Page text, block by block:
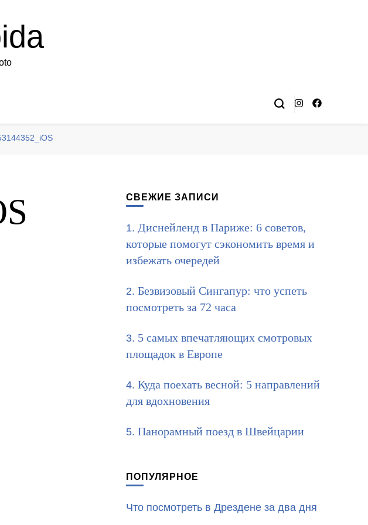
СВЕЖИЕ ЗАПИСИ
Диснейленд в Париже: 6 советов,
которые помогут сэкономить время и
избежать очередей
Безвизовый Сингапур: что успеть
посмотреть за 72 часа
5 самых впечатляющих смотровых
площадок в Европе
Куда поехать весной: 5 направлений
для вдохновения
Панорамный поезд в Швейцарии
ПОПУЛЯРНОЕ
Что посмотреть в Дрездене за два дня